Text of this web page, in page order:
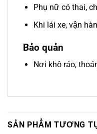
Phụ nữ có thai,
Khi lái xe, vận
Bảo quản
Nơi khô ráo,
SẢN PHẨM TƯƠNG